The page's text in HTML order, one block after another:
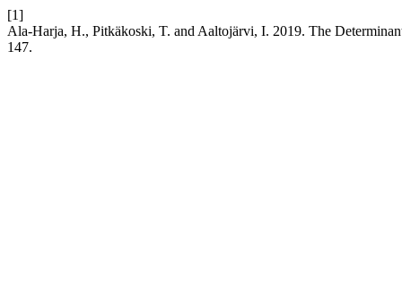
[1]
Ala-Harja, H., Pitkäkoski, T. and Aaltojärvi, I. 2019. The
147.